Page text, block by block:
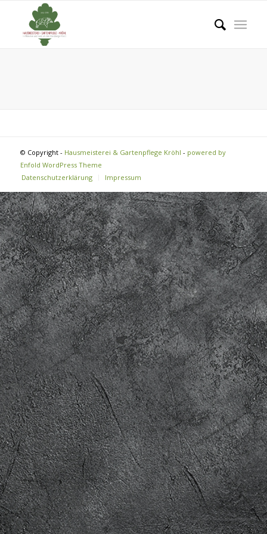
© Copyright - Hausmeisterei & Gartenpflege Kröhl - powered by
Enfold WordPress Theme
Datenschutzerklärung
Impressum